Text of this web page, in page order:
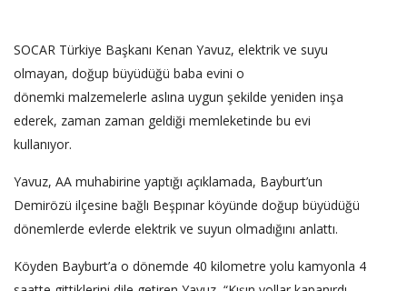
SOCAR Türkiye Başkanı Kenan Yavuz, elektrik ve suyu
olmayan, doğup büyüdüğü baba evini o
dönemki malzemelerle aslına uygun şekilde yeniden inşa
ederek, zaman zaman geldiği memleketinde bu evi
kullanıyor.
Yavuz, AA muhabirine yaptığı açıklamada, Bayburt’un
Demirözü ilçesine bağlı Beşpınar köyünde doğup büyüdüğü
dönemlerde evlerde elektrik ve suyun olmadığını anlattı.
Köyden Bayburt’a o dönemde 40 kilometre yolu kamyonla 4